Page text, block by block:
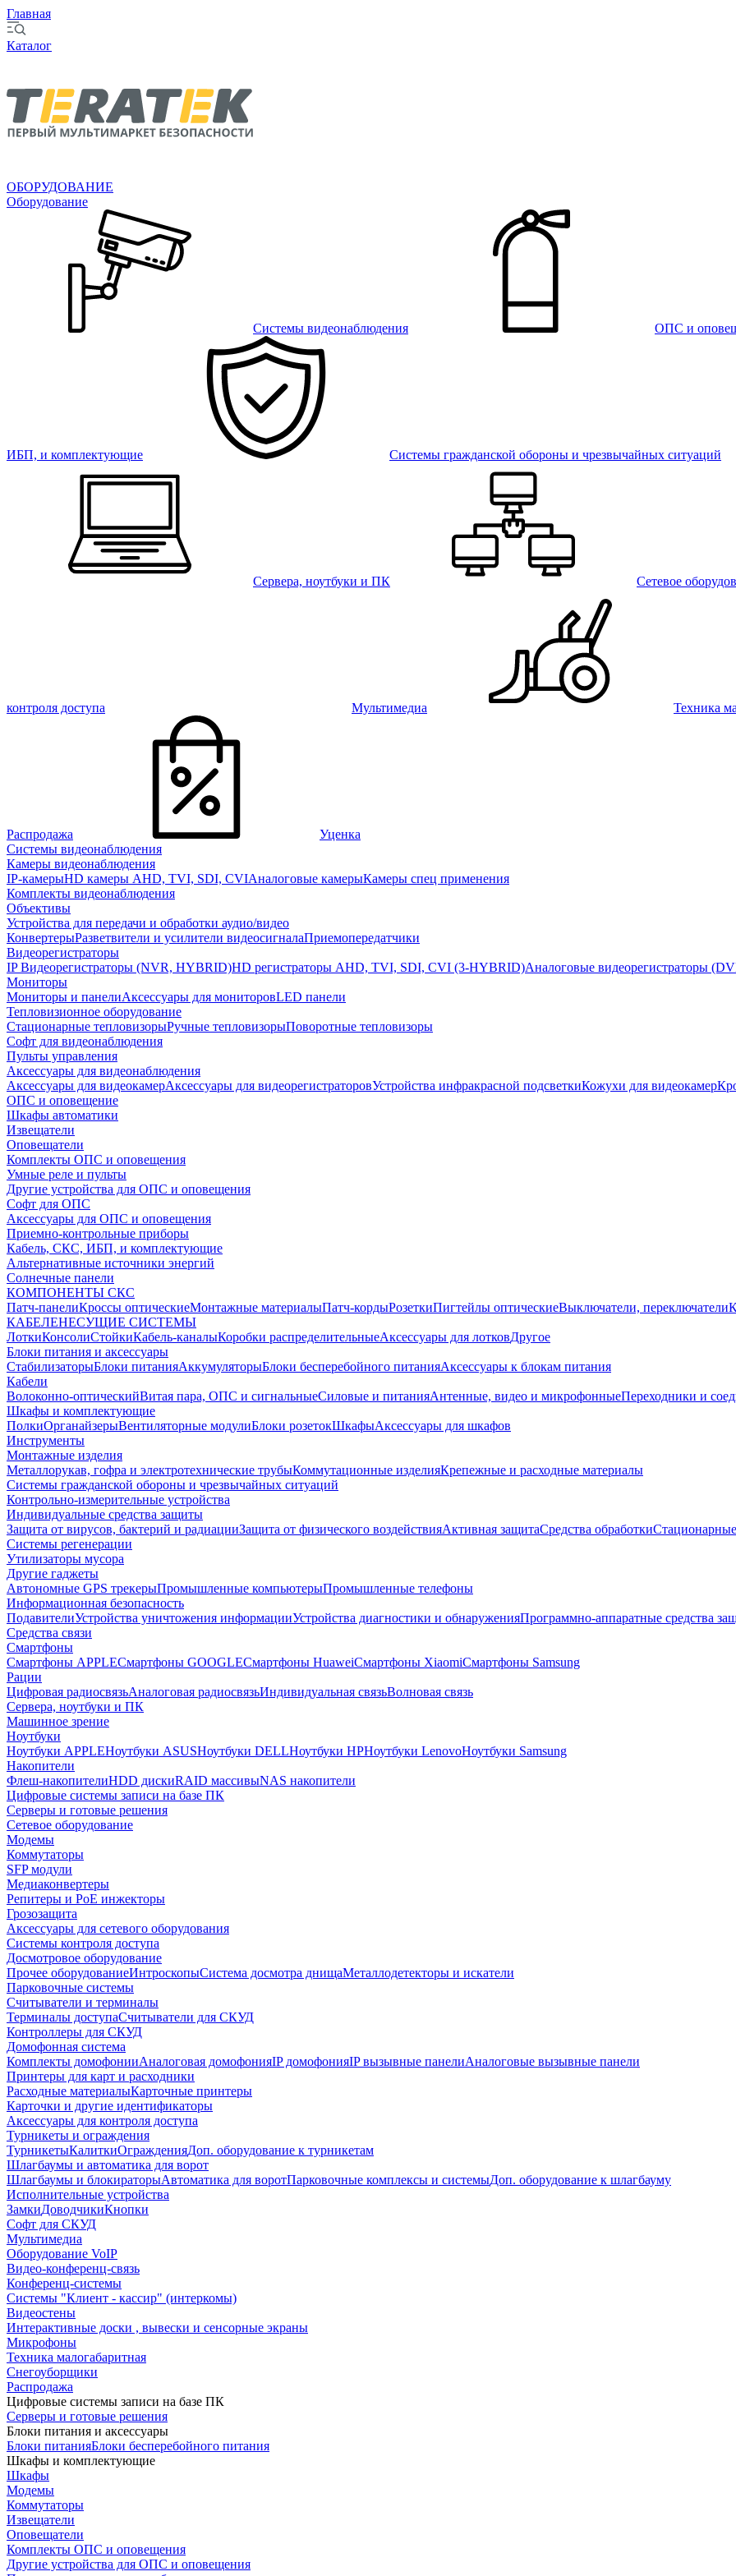
Главная
Каталог
ОБОРУДОВАНИЕ
Оборудование
Системы видеонаблюдения ОПС и
ИБП, и комплектующие Системы гражданской обороны и чрезвычайных ситуаций
Сервера, ноутбуки и ПК Сетевое
контроля доступа Мультимедиа Техника
Распродажа
Уценка
Системы видеонаблюдения
Камеры видеонаблюдения
IP-камерыHD камеры AHD, TVI, SDI, CVIАналоговые камерыКамеры спец применения
Комплекты видеонаблюдения
Объективы
Устройства для передачи и обработки аудио/видео
КонвертерыРазветвители и усилители видеосигналаПриемопередатчики
Видеорегистраторы
IP Видеорегистраторы (NVR, HYBRID)HD регистраторы AHD, TVI, SDI, CVI (3-HYBRID)Аналоговые видеорегистраторы
Мониторы
Мониторы и панелиАксессуары для мониторовLED панели
Тепловизионное оборудование
Стационарные тепловизорыРучные тепловизорыПоворотные тепловизоры
Софт для видеонаблюдения
Пульты управления
Аксессуары для видеонаблюдения
Аксессуары для видеокамерАксессуары для видеорегистраторовУстройства инфракрасной подсветкиКожухи для видеокамер
ОПС и оповещение
Шкафы автоматики
Извещатели
Оповещатели
Комплекты ОПС и оповещения
Умные реле и пульты
Другие устройства для ОПС и оповещения
Софт для ОПС
Аксессуары для ОПС и оповещения
Приемно-контрольные приборы
Кабель, СКС, ИБП, и комплектующие
Альтернативные источники энергий
Солнечные панели
КОМПОНЕНТЫ СКС
Патч-панелиКроссы оптическиеМонтажные материалыПатч-кордыРозеткиПигтейлы оптическиеВыключатели, переключатели
КАБЕЛЕНЕСУЩИЕ СИСТЕМЫ
ЛоткиКонсолиСтойкиКабель-каналыКоробки распределительныеАксессуары для лотковДругое
Блоки питания и аксессуары
СтабилизаторыБлоки питанияАккумуляторыБлоки бесперебойного питанияАксессуары к блокам питания
Кабели
Волоконно-оптическийВитая пара, ОПС и сигнальныеСиловые и питанияАнтенные, видео и микрофонныеПереходники и
Шкафы и комплектующие
ПолкиОрганайзерыВентиляторные модулиБлоки розетокШкафыАксессуары для шкафов
Инструменты
Монтажные изделия
Металлорукав, гофра и электротехнические трубыКоммутационные изделияКрепежные и расходные материалы
Системы гражданской обороны и чрезвычайных ситуаций
Контрольно-измерительные устройства
Индивидуальные средства защиты
Защита от вирусов, бактерий и радиацииЗащита от физического воздействияАктивная защитаСредства обработки
Системы регенерации
Утилизаторы мусора
Другие гаджеты
Автономные GPS трекерыПромышленные компьютерыПромышленные телефоны
Информационная безопасность
ПодавителиУстройства уничтожения информацииУстройства диагностики и обнаруженияПрограммно-аппаратные средства
Средства связи
Смартфоны
Смартфоны APPLEСмартфоны GOOGLEСмартфоны HuaweiСмартфоны XiaomiСмартфоны Samsung
Рации
Цифровая радиосвязьАналоговая радиосвязьИндивидуальная связьВолновая связь
Сервера, ноутбуки и ПК
Машинное зрение
Ноутбуки
Ноутбуки APPLEНоутбуки ASUSНоутбуки DELLНоутбуки HPНоутбуки LenovoНоутбуки Samsung
Накопители
Флеш-накопителиHDD дискиRAID массивыNAS накопители
Цифровые системы записи на базе ПК
Серверы и готовые решения
Сетевое оборудование
Модемы
Коммутаторы
SFP модули
Медиаконвертеры
Репитеры и PoE инжекторы
Грозозащита
Аксессуары для сетевого оборудования
Системы контроля доступа
Досмотровое оборудование
Прочее оборудованиеИнтроскопыСистема досмотра днищаМеталлодетекторы и искатели
Парковочные системы
Считыватели и терминалы
Терминалы доступаСчитыватели для СКУД
Контроллеры для СКУД
Домофонная система
Комплекты домофонииАналоговая домофонияIP домофонияIP вызывные панелиАналоговые вызывные панели
Принтеры для карт и расходники
Расходные материалыКарточные принтеры
Карточки и другие идентификаторы
Аксессуары для контроля доступа
Турникеты и ограждения
ТурникетыКалиткиОгражденияДоп. оборудование к турникетам
Шлагбаумы и автоматика для ворот
Шлагбаумы и блокираторыАвтоматика для воротПарковочные комплексы и системыДоп. оборудование к шлагбауму
Исполнительные устройства
ЗамкиДоводчикиКнопки
Софт для СКУД
Мультимедиа
Оборудование VoIP
Видео-конференц-связь
Конференц-системы
Системы "Клиент - кассир" (интеркомы)
Видеостены
Интерактивные доски , вывески и сенсорные экраны
Микрофоны
Техника малогабаритная
Снегоуборщики
Распродажа
Цифровые системы записи на базе ПК
Серверы и готовые решения
Блоки питания и аксессуары
Блоки питанияБлоки бесперебойного питания
Шкафы и комплектующие
Шкафы
Модемы
Коммутаторы
Извещатели
Оповещатели
Комплекты ОПС и оповещения
Другие устройства для ОПС и оповещения